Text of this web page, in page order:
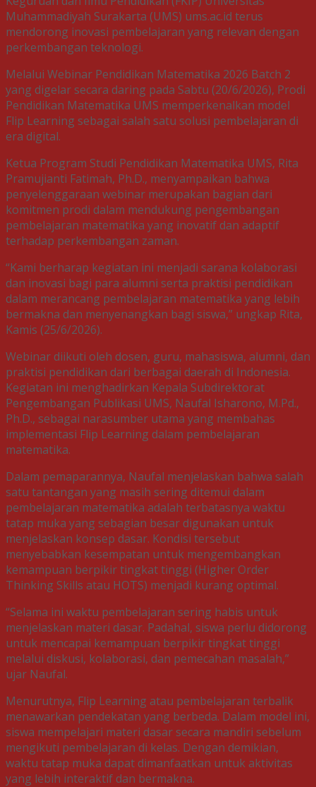
Muhammadiyah Surakarta (UMS) ums.ac.id terus
mendorong inovasi pembelajaran yang relevan dengan
perkembangan teknologi.
Melalui Webinar Pendidikan Matematika 2026 Batch 2
yang digelar secara daring pada Sabtu (20/6/2026), Prodi
Pendidikan Matematika UMS memperkenalkan model
Flip Learning sebagai salah satu solusi pembelajaran di
era digital.
Ketua Program Studi Pendidikan Matematika UMS, Rita
Pramujianti Fatimah, Ph.D., menyampaikan bahwa
penyelenggaraan webinar merupakan bagian dari
komitmen prodi dalam mendukung pengembangan
pembelajaran matematika yang inovatif dan adaptif
terhadap perkembangan zaman.
“Kami berharap kegiatan ini menjadi sarana kolaborasi
dan inovasi bagi para alumni serta praktisi pendidikan
dalam merancang pembelajaran matematika yang lebih
bermakna dan menyenangkan bagi siswa,” ungkap Rita,
Kamis (25/6/2026).
Webinar diikuti oleh dosen, guru, mahasiswa, alumni, dan
praktisi pendidikan dari berbagai daerah di Indonesia.
Kegiatan ini menghadirkan Kepala Subdirektorat
Pengembangan Publikasi UMS, Naufal Isharono, M.Pd.,
Ph.D., sebagai narasumber utama yang membahas
implementasi Flip Learning dalam pembelajaran
matematika.
Dalam pemaparannya, Naufal menjelaskan bahwa salah
satu tantangan yang masih sering ditemui dalam
pembelajaran matematika adalah terbatasnya waktu
tatap muka yang sebagian besar digunakan untuk
menjelaskan konsep dasar. Kondisi tersebut
menyebabkan kesempatan untuk mengembangkan
kemampuan berpikir tingkat tinggi (Higher Order
Thinking Skills atau HOTS) menjadi kurang optimal.
“Selama ini waktu pembelajaran sering habis untuk
menjelaskan materi dasar. Padahal, siswa perlu didorong
untuk mencapai kemampuan berpikir tingkat tinggi
melalui diskusi, kolaborasi, dan pemecahan masalah,”
ujar Naufal.
Menurutnya, Flip Learning atau pembelajaran terbalik
menawarkan pendekatan yang berbeda. Dalam model ini,
siswa mempelajari materi dasar secara mandiri sebelum
mengikuti pembelajaran di kelas. Dengan demikian,
waktu tatap muka dapat dimanfaatkan untuk aktivitas
yang lebih interaktif dan bermakna.